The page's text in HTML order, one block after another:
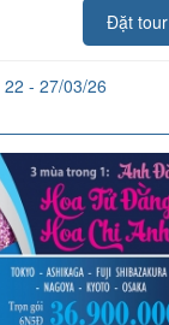
Đặt tour
22 - 27/03/26